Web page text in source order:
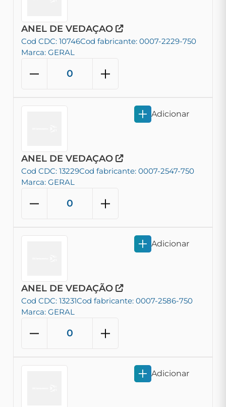
ANEL DE VEDAÇAO
Cod CDC: 10746Cod fabricante: 0007-2229-750
Marca: GERAL
ANEL DE VEDAÇAO
Cod CDC: 13229Cod fabricante: 0007-2547-750
Marca: GERAL
Adicionar
ANEL DE VEDAÇÃO
Cod CDC: 13231Cod fabricante: 0007-2586-750
Marca: GERAL
Adicionar
Adicionar